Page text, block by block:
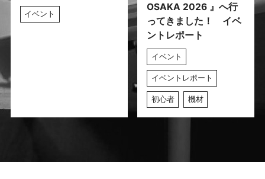
イベント
OSAKA 2026 』へ行
ってきました！ イベ
ントレポート
イベント
イベントレポート
初心者 機材